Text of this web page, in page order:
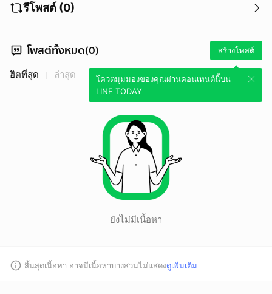
รีโพสต์ (0)
โพสต์ทั้งหมด(0) สร้างโพสต์
โควตมุมมองของคุณผ่านคอนเทนต์นี้บน
LINE TODAY
ฮิตที่สุด ล่าสุด
ยังไม่มีเนื้อหา
สิ้นสุดเนื้อหา อาจมีเนื้อหาบางส่วนไม่แสดงดูเพิ่มเติม